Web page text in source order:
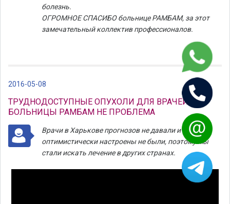
болезнь.
ОГРОМНОЕ СПАСИБО больнице РАМБАМ, за этот
замечательный коллектив профессионалов.
2016-05-08
ТРУДНОДОСТУПНЫЕ ОПУХОЛИ ДЛЯ ВРАЧЕЙ
БОЛЬНИЦЫ РАМБАМ НЕ ПРОБЛЕМА
Врачи в Харькове прогнозов не давали и
оптимистически настроены не были, поэтому мы
стали искать лечение в других странах.